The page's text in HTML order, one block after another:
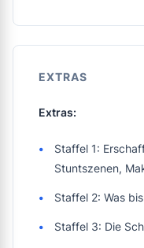
EXTRAS
Extras:
Staffel 1:
Stuntszenen,
Staffel 2: Was
Staffel 3: Die